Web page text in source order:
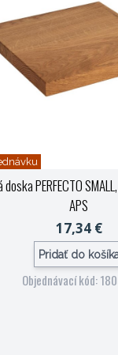
doska PERFECTO
APS
17,34 €
Pridať do
Objednávací kód: